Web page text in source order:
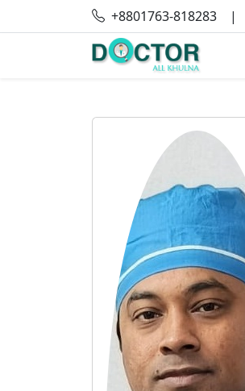
+8801763-818283 |